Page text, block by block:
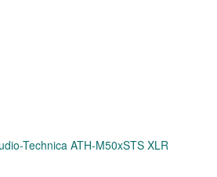
Technica ATH-M50xSTS XLR